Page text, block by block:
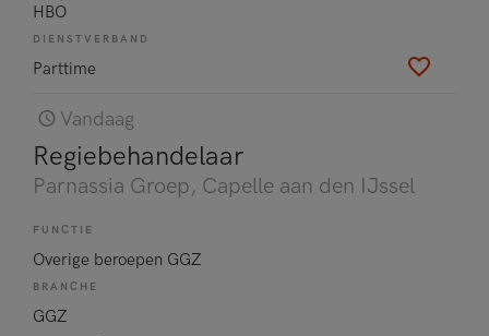
HBO
DIENSTVERBAND
Parttime
Vandaag
Regiebehandelaar
Parnassia Groep, Capelle aan den IJssel
FUNCTIE
Overige beroepen GGZ
BRANCHE
GGZ